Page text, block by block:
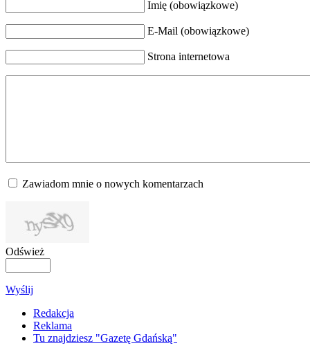
Imię (obowiązkowe)
E-Mail (obowiązkowe)
Strona internetowa
Zawiadom mnie o nowych komentarzach
Odśwież
Wyślij
Redakcja
Reklama
Tu znajdziesz "Gazetę Gdańską"